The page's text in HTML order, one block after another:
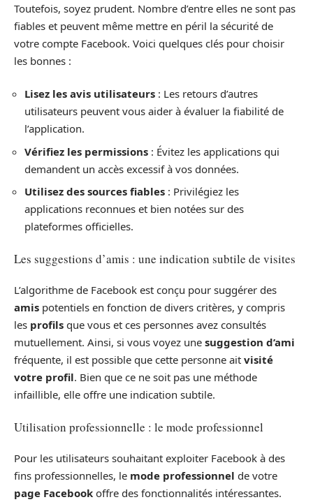
Toutefois, soyez prudent. Nombre d’entre elles ne sont pas
fiables et peuvent même mettre en péril la sécurité de
votre compte Facebook. Voici quelques clés pour choisir
les bonnes :
Lisez les avis utilisateurs : Les retours d’autres
utilisateurs peuvent vous aider à évaluer la fiabilité de
l’application.
Vérifiez les permissions : Évitez les applications qui
demandent un accès excessif à vos données.
Utilisez des sources fiables : Privilégiez les
applications reconnues et bien notées sur des
plateformes officielles.
Les suggestions d’amis : une indication subtile de visites
L’algorithme de Facebook est conçu pour suggérer des
amis potentiels en fonction de divers critères, y compris
les profils que vous et ces personnes avez consultés
mutuellement. Ainsi, si vous voyez une suggestion d’ami
fréquente, il est possible que cette personne ait visité
votre profil. Bien que ce ne soit pas une méthode
infaillible, elle offre une indication subtile.
Utilisation professionnelle : le mode professionnel
Pour les utilisateurs souhaitant exploiter Facebook à des
fins professionnelles, le mode professionnel de votre
page Facebook offre des fonctionnalités intéressantes.